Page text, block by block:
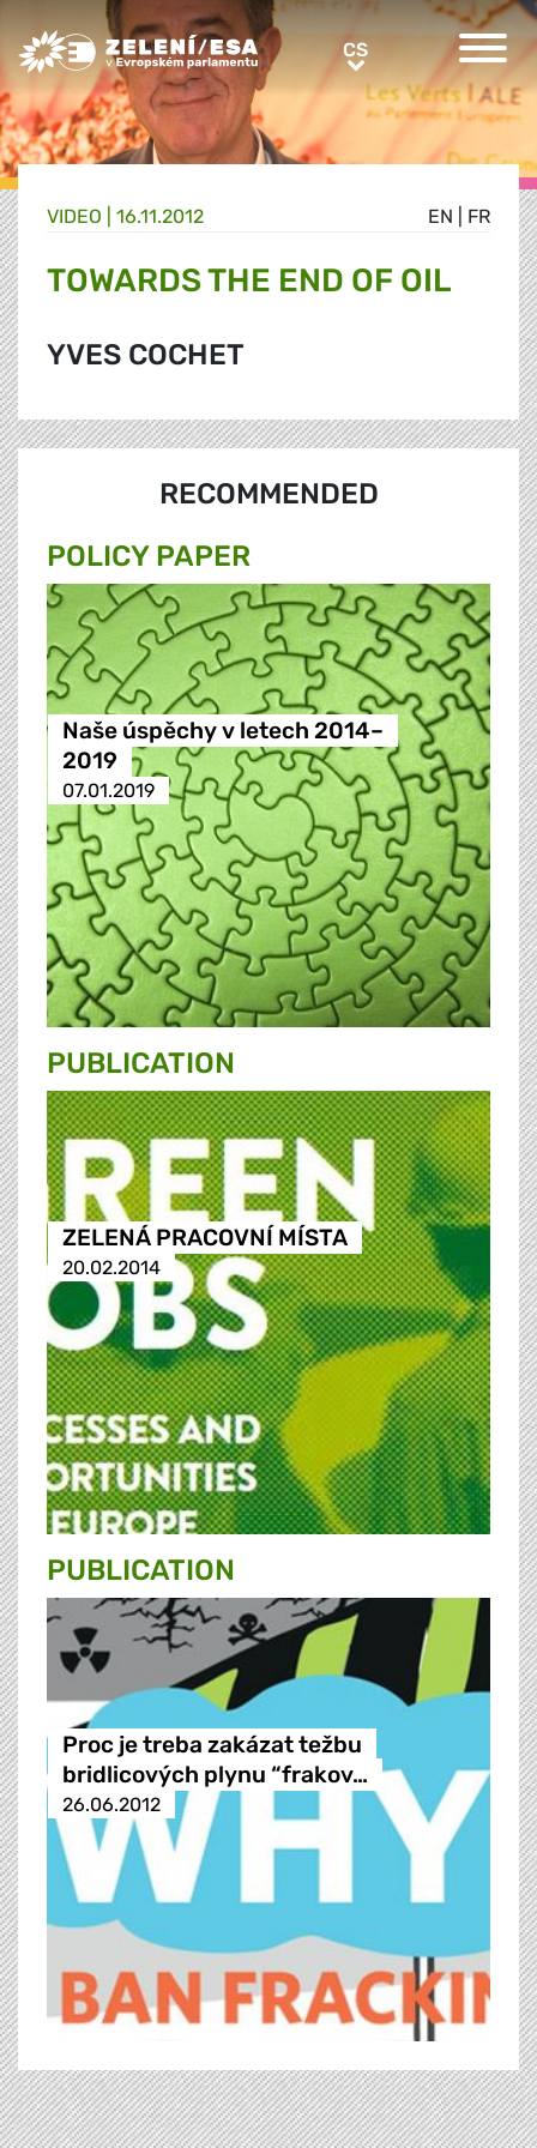
Greens/EFA Home CSCS
EN FR
VIDEO | 16.11.2012
TOWARDS THE END OF OIL
YVES COCHET
RECOMMENDED
POLICY PAPER
Naše úspěchy v letech 2014–
2019
07.01.2019
PUBLICATION
ZELENÁ PRACOVNÍ MÍSTA
20.02.2014
PUBLICATION
Proc je treba zakázat težbu
bridlicových plynu “frakov…
26.06.2012